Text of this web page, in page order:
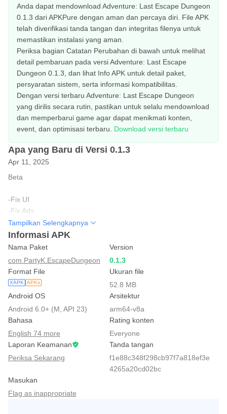
Anda dapat mendownload Adventure: Last Escape Dungeon
0.1.3 dari APKPure dengan aman dan percaya diri. File APK
telah diverifikasi tanda tangan dan integritas filenya untuk
memastikan instalasi yang aman.
Periksa bagian Catatan Perubahan di bawah untuk melihat
detail pembaruan pada versi Adventure: Last Escape
Dungeon 0.1.3, dan lihat Info APK untuk detail paket,
persyaratan sistem, serta informasi kompatibilitas.
Dengan versi terbaru Adventure: Last Escape Dungeon
yang dirilis secara rutin, pastikan untuk selalu mendownload
dan memperbarui game agar dapat menikmati konten,
event, dan optimisasi terbaru. Download versi terbaru
Apa yang Baru di Versi 0.1.3
Apr 11, 2025
Beta
-Fix UI
-Fix Ads
-Fix bugs
Tampilkan Selengkapnya
Informasi APK
Nama Paket
com.PartyK.EscapeDungeon
Version
0.1.3
Format File
XAPK APKs
Ukuran file
52.8 MB
Android OS
Android 6.0+ (M, API 23)
Arsitektur
arm64-v8a
Bahasa
English 74 more
Rating konten
Everyone
Laporan Keamanan
Periksa Sekarang
Tanda tangan
f1e88c348f298cb97f7a818ef3e
4265a20cd02bc
Masukan
Flag as inappropriate